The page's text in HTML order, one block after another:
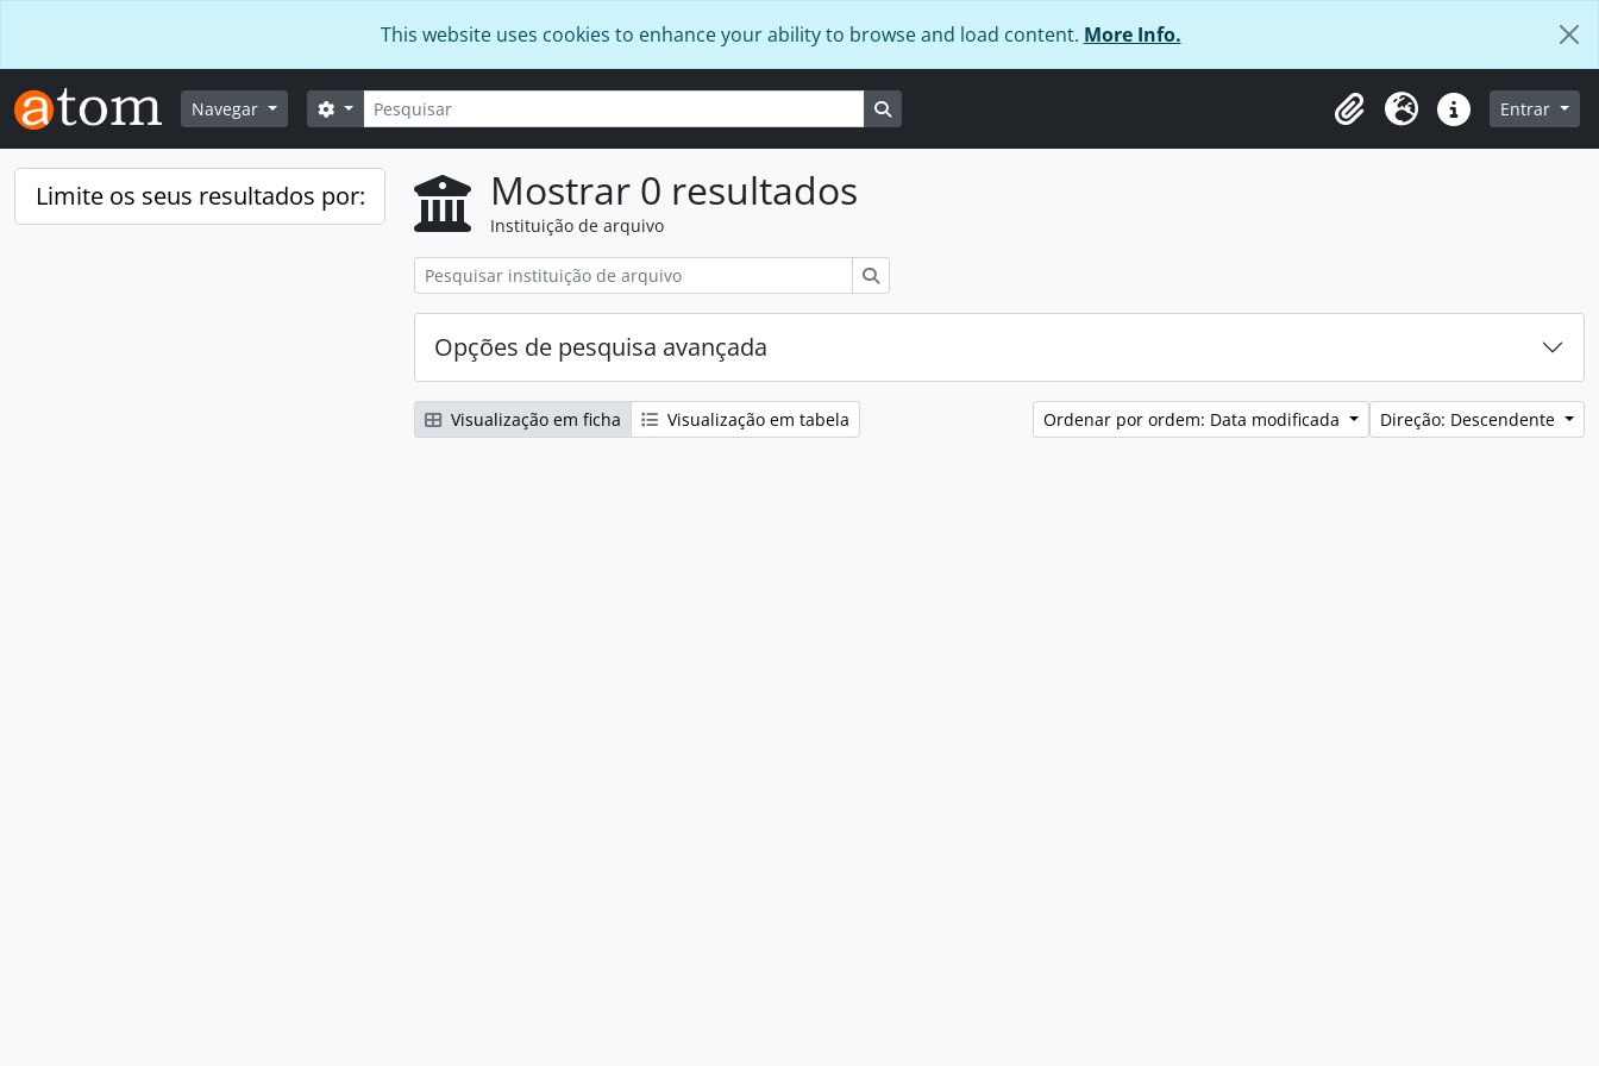
This website uses cookies to enhance your ability to browse and load content. More Info.
Navegar Pesquisar
Opções de busca
Área de transferência
Idioma Ligações rápidas
Entrar
Limite os seus resultados por: Mostrar 0 resultados
Instituição de arquivo
Opções de pesquisa avançada
Visualização em ficha Visualização em tabela Ordenar por ordem: Data modificada Direção: Descendente